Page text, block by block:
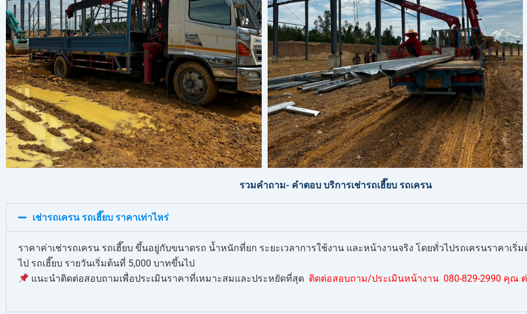
รวมคำถาม- คำตอบ บริการเช่ารถเฮี๊ยบ รถเครน
เช่ารถเครน รถเฮี๊ยบ ราคาเท่าไหร่
ราคาค่าเช่ารถเครน รถเฮี๊ยบ ขึ้นอยู่กับขนาดรถ น้ำหนักที่ยก ระยะเวลาการใช้งาน และหน้างานจริง โดยทั่วไปรถเครนราคาเ
ไป รถเฮี๊ยบ รายวันเริ่มต้นที่ 5,000 บาทขึ้นไป
แนะนำติดต่อสอบถามเพื่อประเมินราคาที่เหมาะสมและประหยัดที่สุด ติดต่อสอบถาม/ประเมินหน้างาน 080-829-2990 คุณ ต่